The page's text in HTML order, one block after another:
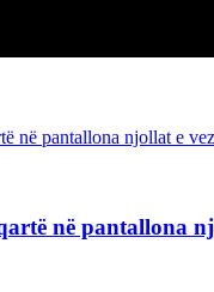
në pantallona